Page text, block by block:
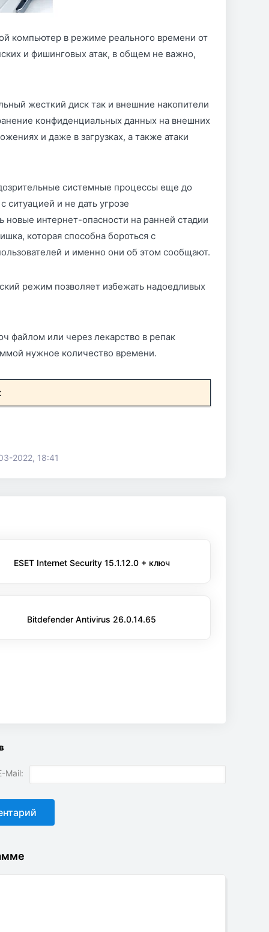
компьютер в режиме реального времени от
и фишинговых атак, в общем не важно,
жесткий диск так и внешние накопители
конфиденциальных данных на внешних
и даже в загрузках, а также атаки
системные процессы еще до
ситуацией и не дать угрозе
интернет-опасности на ранней стадии
которая способна бороться с
и именно они об этом сообщают.
режим позволяет избежать надоедливых
файлом или через лекарство в репак
нужное количество времени.
2022, 18:41
ESET Internet Security 15.1.12.0 + ключ
Bitdefender Antivirus 26.0.14.65
Mail: